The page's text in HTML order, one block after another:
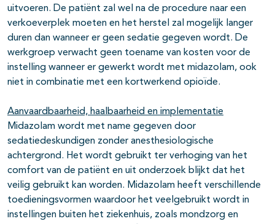
uitvoeren. De patiënt zal wel na de procedure naar een
verkoeverplek moeten en het herstel zal mogelijk langer
duren dan wanneer er geen sedatie gegeven wordt. De
werkgroep verwacht geen toename van kosten voor de
instelling wanneer er gewerkt wordt met midazolam, ook
niet in combinatie met een kortwerkend opioïde.
Aanvaardbaarheid, haalbaarheid en implementatie
Midazolam wordt met name gegeven door
sedatiedeskundigen zonder anesthesiologische
achtergrond. Het wordt gebruikt ter verhoging van het
comfort van de patiënt en uit onderzoek blijkt dat het
veilig gebruikt kan worden. Midazolam heeft verschillende
toedieningsvormen waardoor het veelgebruikt wordt in
instellingen buiten het ziekenhuis, zoals mondzorg en